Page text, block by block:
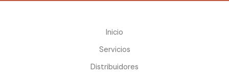
Inicio
Servicios
Distribuidores